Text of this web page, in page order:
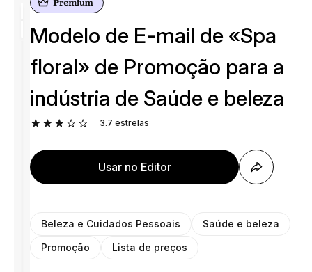
Modelo de E-mail de «Spa
floral» de Promoção para a
indústria de Saúde e beleza
3.7 estrelas
Usar no Editor
Beleza e Cuidados Pessoais
Saúde e beleza
Promoção
Lista de preços